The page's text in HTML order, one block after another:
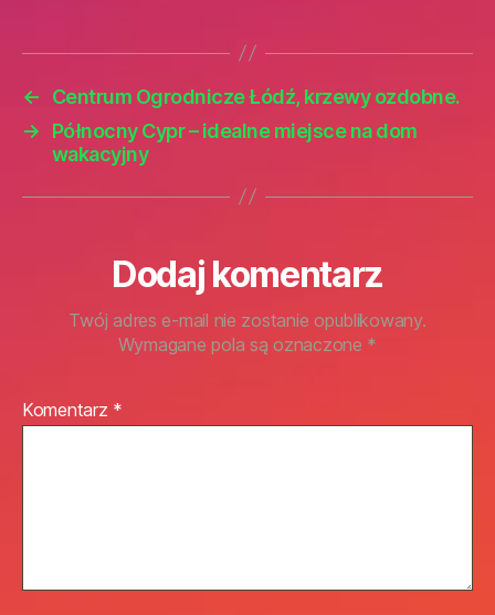
←
Centrum Ogrodnicze Łódź, krzewy ozdobne.
→
Północny Cypr – idealne miejsce na dom
wakacyjny
Dodaj komentarz
Twój adres e-mail nie zostanie opublikowany.
Wymagane pola są oznaczone *
Komentarz *